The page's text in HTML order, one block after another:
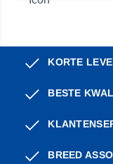
KORTE
BESTE
BREED